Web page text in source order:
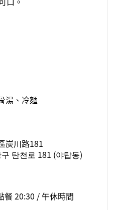
湯、冷麵
炭川路181
탄천로 181 (야탑동)
餐 20:30 / 午休時間